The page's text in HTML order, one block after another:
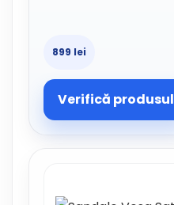
899 lei
Verifică produsul